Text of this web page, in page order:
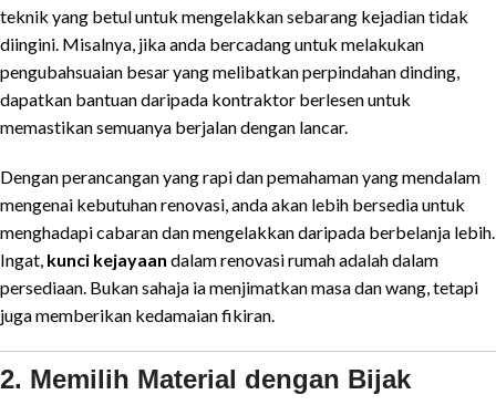
teknik yang betul untuk mengelakkan sebarang kejadian tidak
diingini. Misalnya, jika anda bercadang untuk melakukan
pengubahsuaian besar yang melibatkan perpindahan dinding,
dapatkan bantuan daripada kontraktor berlesen untuk
memastikan semuanya berjalan dengan lancar.
Dengan perancangan yang rapi dan pemahaman yang mendalam
mengenai kebutuhan renovasi, anda akan lebih bersedia untuk
menghadapi cabaran dan mengelakkan daripada berbelanja lebih.
Ingat, kunci kejayaan dalam renovasi rumah adalah dalam
persediaan. Bukan sahaja ia menjimatkan masa dan wang, tetapi
juga memberikan kedamaian fikiran.
2. Memilih Material dengan Bijak